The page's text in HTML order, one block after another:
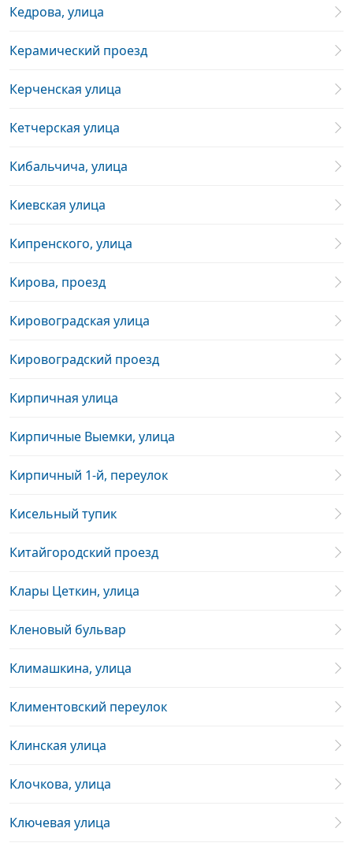
Кедрова, улица
Керамический проезд
Керченская улица
Кетчерская улица
Кибальчича, улица
Киевская улица
Кипренского, улица
Кирова, проезд
Кировоградская улица
Кировоградский проезд
Кирпичная улица
Кирпичные Выемки, улица
Кирпичный 1-й, переулок
Кисельный тупик
Китайгородский проезд
Клары Цеткин, улица
Кленовый бульвар
Климашкина, улица
Климентовский переулок
Клинская улица
Клочкова, улица
Ключевая улица